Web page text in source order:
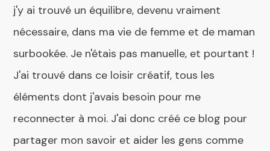
j'y ai trouvé un équilibre, devenu vraiment
nécessaire, dans ma vie de femme et de maman
surbookée. Je n'étais pas manuelle, et pourtant !
J'ai trouvé dans ce loisir créatif, tous les
éléments dont j'avais besoin pour me
reconnecter à moi. J'ai donc créé ce blog pour
partager mon savoir et aider les gens comme